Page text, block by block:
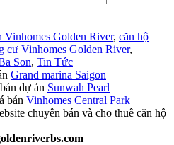
Vinhomes Golden River, căn hộ
cư Vinhomes Golden River,
Son, Tin Tức
Grand marina Saigon
dự án Sunwah Pearl
bán Vinhomes Central Park
chuyên bán và cho thuê căn hộ